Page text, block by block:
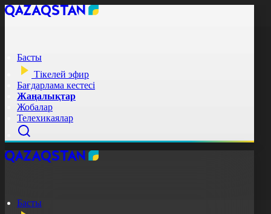
Басты
Тікелей эфир
Бағдарлама кестесі
Жаңалықтар
Жобалар
Телехикаялар
Басты